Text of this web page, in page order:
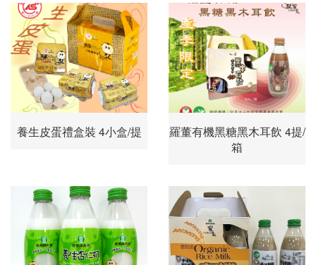
養生皮蛋禮盒裝 4小盒/提
羅董有機黑糖黑木耳飲 4提/
箱